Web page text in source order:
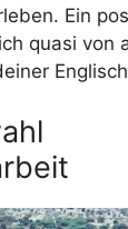
Ein
quasi von